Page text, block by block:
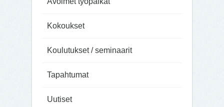
Kokoukset
Koulutukset / seminaarit
Tapahtumat
Uutiset